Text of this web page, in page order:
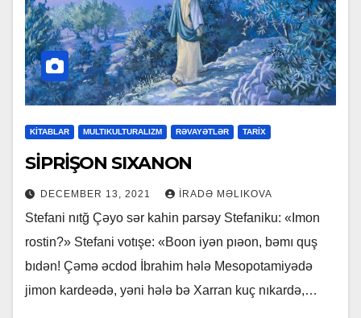
KİTABLAR MULTIKULTURALIZM RƏVAYƏTLƏR TARİX
SİPRİŞON SIXANON
DECEMBER 13, 2021 İRADƏ MƏLIKOVA
Stefani nıtğ Çəyo sər kahin parsəy Stefaniku: «Imon
rostin?» Stefani votışe: «Boon iyən pıəon, bəmı quş
bıdən! Çəmə əcdod İbrahim hələ Mesopotamiyədə
jimon kardeədə, yəni hələ bə Xarran kuç nıkardə,…